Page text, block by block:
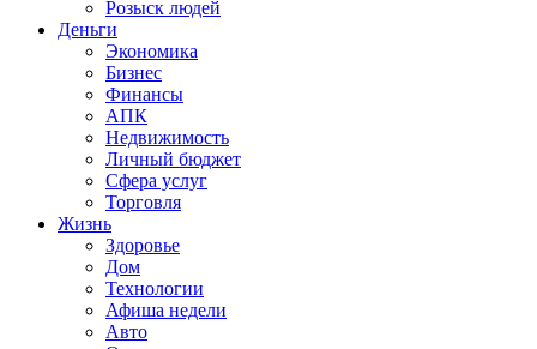
Розыск людей
Деньги
Экономика
Бизнес
Финансы
АПК
Недвижимость
Личный бюджет
Сфера услуг
Торговля
Жизнь
Здоровье
Дом
Технологии
Афиша недели
Авто